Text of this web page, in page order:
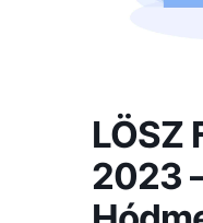
LÖSZ
2023